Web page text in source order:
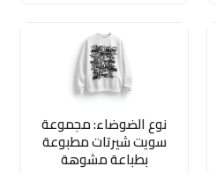
نوع الضوضاء: مجموعة
سويت شيرتات مطبوعة
بطباعة مشوهة